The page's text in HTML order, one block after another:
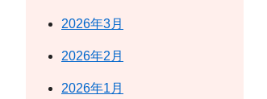
2026年3月
2026年2月
2026年1月